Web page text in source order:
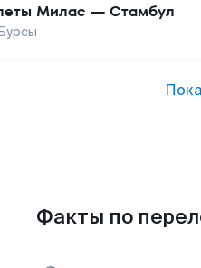
Милас — Стамбул
Факты по